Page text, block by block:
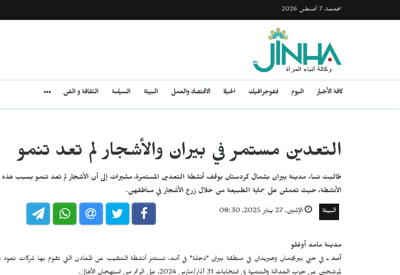
الجمعـة, 7 أغسطس 2026
كافة الأخبار اليوم انفوجرافيك الحياة الاقتصاد والعمل البيئة السياسة الثقافة و الفن
التعدين مستمر في بيران والأشجار لم تعد تنمو
طالبت نساء مدينة بيران بشمال كردستان بوقف أنشطة التعدين المستمرة، مشيرات إلى أن الأشجار لم تعد تنمو بسبب هذه
الأنشطة، حيث تعملن على حماية الطبيعة من خلال زرع الأشجار في مناطقهن.
البيئة الإثنين, 27 يناير 2025, 08:30
مدينة مامد أوغلو
آمد ـ في حيي بيريجمان وهيريدان في منطقة بيران "دجلة" في آمد، تستمر أنشطة التنقيب عن المعادن التي تقوم بها شركات تعود